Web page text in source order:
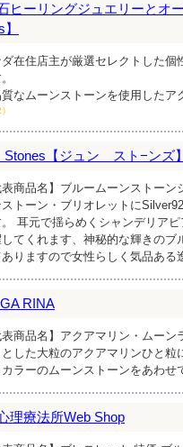
ヒーリングジュエリーとオ
ダ在住店主が厳選セレクトした
なムーンストーンを使用したア
【ジュン スト−ンズ】
表商品名】ブルームーンストー
ストーン・ブリオレットに
耳元で揺らめくシャンデリア
てくれます、神秘的な輝きの
ありますので女性らしく気品ある
RINA
表商品名】アクアマリン・ムー
とした大粒のアクアマリンひと
カラーのムーンストーンをあわせ
理療法所Web Shop